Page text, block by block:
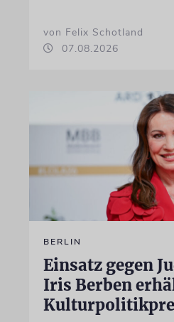
von Felix Schotland
07.08.2026
BERLIN
Einsatz gegen
Iris Berben